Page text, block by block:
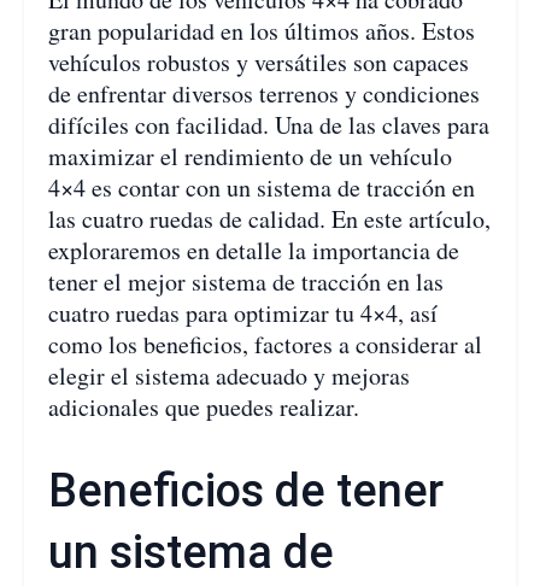
gran popularidad en los últimos años. Estos
vehículos robustos y versátiles son capaces
de enfrentar diversos terrenos y condiciones
difíciles con facilidad. Una de las claves para
maximizar el rendimiento de un vehículo
4×4 es contar con un sistema de tracción en
las cuatro ruedas de calidad. En este artículo,
exploraremos en detalle la importancia de
tener el mejor sistema de tracción en las
cuatro ruedas para optimizar tu 4×4, así
como los beneficios, factores a considerar al
elegir el sistema adecuado y mejoras
adicionales que puedes realizar.
Beneficios de tener
un sistema de